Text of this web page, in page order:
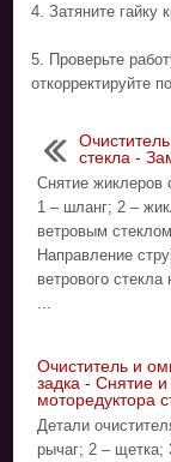
4. Затяните гайку
5. Проверьте
откорректируйте
стекла -
Снятие жиклеров
1 – шланг; 2 –
ветровым
Направление
ветрового
Очиститель и
задка - Снятие и
моторедуктора
Детали
рычаг; 2 – щетка;